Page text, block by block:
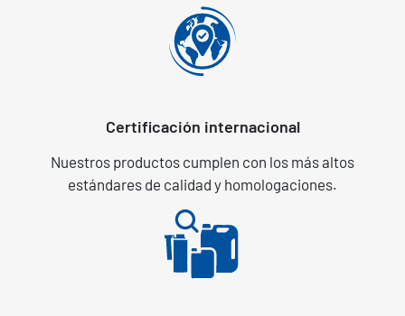
Certificación internacional
Nuestros productos cumplen con los más altos
estándares de calidad y homologaciones.